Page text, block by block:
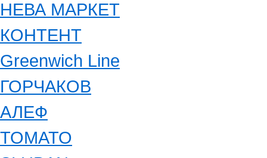
НЕВА МАРКЕТ
КОНТЕНТ
Greenwich Line
ГОРЧАКОВ
АЛЕФ
ТОМАТО